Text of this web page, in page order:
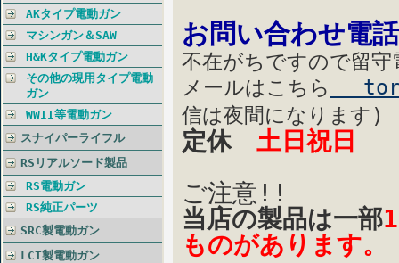
AKタイプ電動ガン
マシンガン＆SAW
H&Kタイプ電動ガン
その他の現用タイプ電動
ガン
WWII等電動ガン
スナイパーライフル
RSリアルソード製品
RS電動ガン
RS純正パーツ
SRC製電動ガン
LCT製電動ガン
お問い合わせ電
不在がちですので留
メールはこちら
信は夜間になります)
定休 土日祝日
ご注意!!
当店の製品は一部
ものがあります。